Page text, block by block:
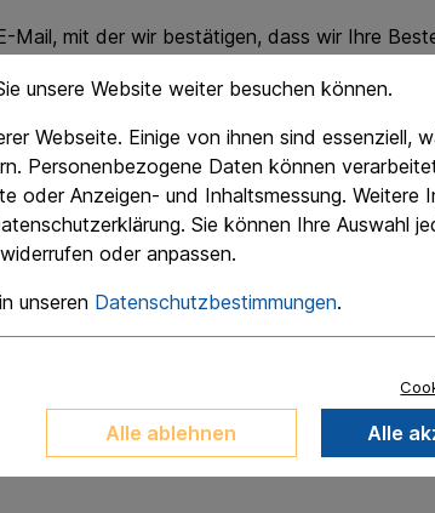
mit der wir bestätigen, dass wir Ihre
dar. Ein Vertrag kommt durch
Annahme des Kaufangebots erklären
unsere Website weiter besuchen können.
Webseite. Einige von ihnen sind essenziell,
Personenbezogene Daten können
oder Anzeigen- und Inhaltsmessung. Weitere
Sie können Ihre Auswahl
oder anpassen.
unseren Datenschutzbestimmungen.
Alle ablehnen Alle